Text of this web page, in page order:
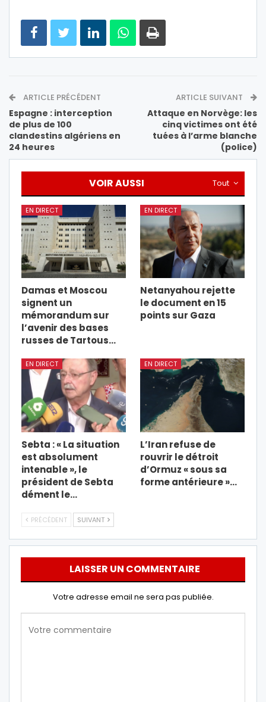
ARTICLE PRÉCÉDENT
Espagne : interception
de plus de 100
clandestins algériens en
24 heures
ARTICLE SUIVANT
Attaque en Norvège: les
cinq victimes ont été
tuées à l’arme blanche
(police)
Tout
VOIR AUSSI
EN DIRECT
Damas et Moscou
signent un
mémorandum sur
l’avenir des bases
russes de Tartous…
EN DIRECT
Netanyahou rejette
le document en 15
points sur Gaza
EN DIRECT
Sebta : « La situation
est absolument
intenable », le
président de Sebta
dément le…
EN DIRECT
L’Iran refuse de
rouvrir le détroit
d’Ormuz « sous sa
forme antérieure »…
PRÉCÉDENT SUIVANT
LAISSER UN COMMENTAIRE
Votre adresse email ne sera pas publiée.